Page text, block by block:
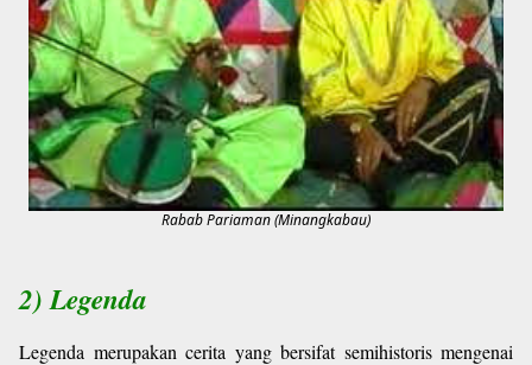
Rabab Pariaman (Minangkabau)
2) Legenda
Legenda merupakan cerita yang bersifat semihistoris mengenai